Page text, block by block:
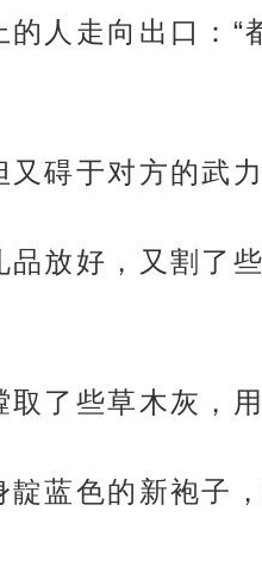
人走向出口：
碍于对方的武
品放好，又割了
了些草木灰，
蓝色的新袍子